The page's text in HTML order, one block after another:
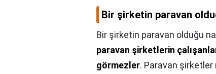
Bir şirketin paravan
Bir şirketin paravan olduğu
paravan şirketlerin
görmezler. Paravan şirketler